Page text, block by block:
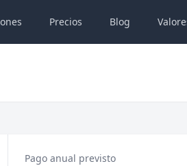
Precios Blog
Pago anual previsto